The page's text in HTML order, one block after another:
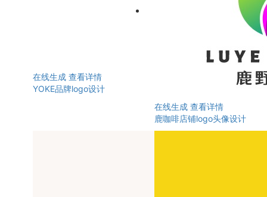
在线生成 查看详情
YOKE品牌logo设计
在线生成 查看详情
鹿咖啡店铺logo头像设计